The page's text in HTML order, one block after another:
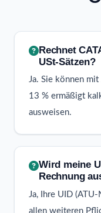
Rechnet
USt-Sätzen?
Ja. Sie können
13 % ermäßigt
ausweisen.
Wird meine
Rechnung
Ja, Ihre UID
allen weiteren